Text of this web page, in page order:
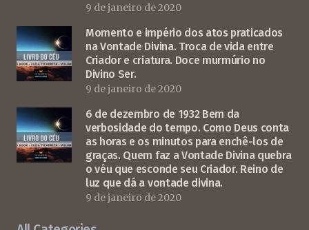
9 de janeiro de 2020
Momento e império dos atos praticados
na Vontade Divina. Troca de vida entre
Criador e criatura. Doce murmúrio no
Divino Ser.
9 de janeiro de 2020
6 de dezembro de 1932 Bem da
verbosidade do tempo. Como Deus conta
as horas e os minutos para enchê-los de
graças. Quem faz a Vontade Divina quebra
o véu que esconde seu Criador. Reino de
luz que dá a vontade divina.
9 de janeiro de 2020